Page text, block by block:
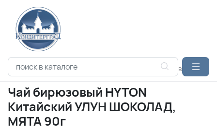
Каталог продукции Чай бирюзовый
Чай бирюзовый HYTON
Китайский УЛУН ШОКОЛАД,
МЯТА 90г